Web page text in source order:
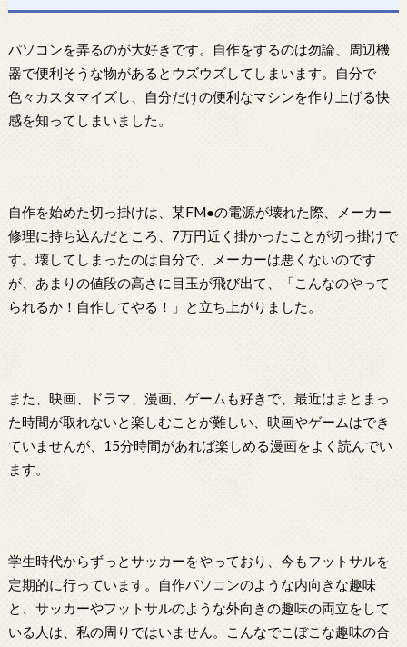
パソコンを弄るのが大好きです。自作をするのは勿論、周辺機
器で便利そうな物があるとウズウズしてしまいます。自分で
色々カスタマイズし、自分だけの便利なマシンを作り上げる快
感を知ってしまいました。
自作を始めた切っ掛けは、某FM●の電源が壊れた際、メーカー
修理に持ち込んだところ、7万円近く掛かったことが切っ掛けで
す。壊してしまったのは自分で、メーカーは悪くないのです
が、あまりの値段の高さに目玉が飛び出て、「こんなのやって
られるか！自作してやる！」と立ち上がりました。
また、映画、ドラマ、漫画、ゲームも好きで、最近はまとまっ
た時間が取れないと楽しむことが難しい、映画やゲームはでき
ていませんが、15分時間があれば楽しめる漫画をよく読んでい
ます。
学生時代からずっとサッカーをやっており、今もフットサルを
定期的に行っています。自作パソコンのような内向きな趣味
と、サッカーやフットサルのような外向きの趣味の両立をして
いる人は、私の周りではいません。こんなでこぼこな趣味の合